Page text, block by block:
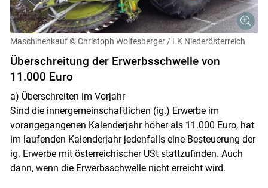
Maschinenkauf © Christoph Wolfesberger / LK Niederösterreich
Überschreitung der Erwerbsschwelle von
11.000 Euro
a) Überschreiten im Vorjahr
Sind die innergemeinschaftlichen (ig.) Erwerbe im
vorangegangenen Kalenderjahr höher als 11.000 Euro, hat
im laufenden Kalenderjahr jedenfalls eine Besteuerung der
ig. Erwerbe mit österreichischer USt stattzufinden. Auch
dann, wenn die Erwerbsschwelle nicht erreicht wird.